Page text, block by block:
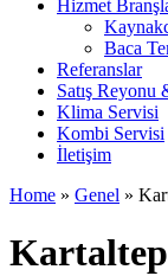
Hizmet
Baca
Referanslar
Satış Reyonu
Klima Servisi
Kombi Servisi
İletişim
Home » Genel »